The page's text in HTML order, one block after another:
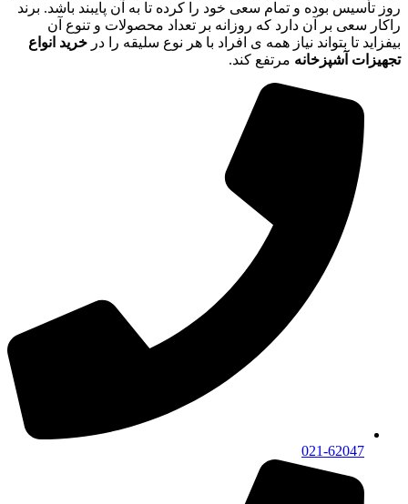
روز تأسیس بوده و تمام سعی خود را کرده تا به آن پایبند باشد. برند
راکار سعی بر آن دارد که روزانه بر تعداد محصولات و تنوع آن
بیفزاید تا بتواند نیاز همه ی افراد با هر نوع سلیقه را در خرید انواع
تجهیزات آشپزخانه مرتفع کند.
021-62047